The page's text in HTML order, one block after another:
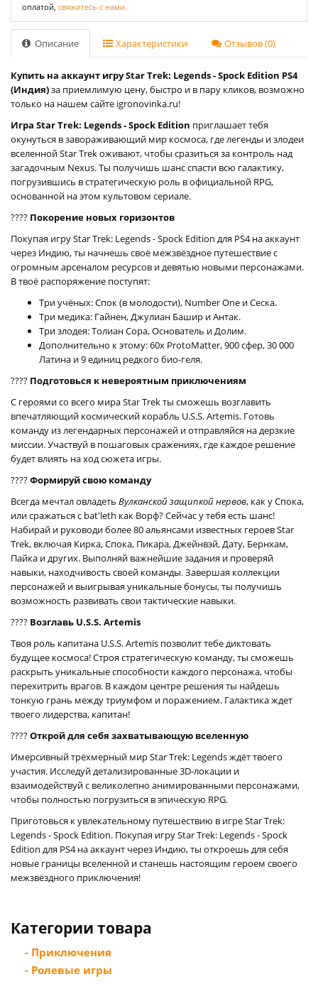
оплатой, свяжитесь с нами.
Описание Характеристики Отзывов (0)
Купить на аккаунт игру Star Trek: Legends - Spock Edition PS4
(Индия)за приемлимую цену, быстро и в пару кликов, возможно
только на нашем сайте igronovinka.ru!
Игра Star Trek: Legends - Spock Edition приглашает тебя
окунуться в завораживающий мир космоса, где легенды и злодеи
вселенной Star Trek оживают, чтобы сразиться за контроль над
загадочным Nexus. Ты получишь шанс спасти всю галактику,
погрузившись в стратегическую роль в официальной RPG,
основанной на этом культовом сериале.
???? Покорение новых горизонтов
Покупая игру Star Trek: Legends - Spock Edition для PS4 на аккаунт
через Индию, ты начнешь своё межзвёздное путешествие с
огромным арсеналом ресурсов и девятью новыми персонажами.
В твоё распоряжение поступят:
Три учёных: Спок (в молодости), Number One и Сеска.
Три медика: Гайнен, Джулиан Башир и Антак.
Три злодея: Толиан Сора, Основатель и Долим.
Дополнительно к этому: 60x ProtoMatter, 900 сфер, 30 000
Латина и 9 единиц редкого био-геля.
???? Подготовься к невероятным приключениям
С героями со всего мира Star Trek ты сможешь возглавить
впечатляющий космический корабль U.S.S. Artemis. Готовь
команду из легендарных персонажей и отправляйся на дерзкие
миссии. Участвуй в пошаговых сражениях, где каждое решение
будет влиять на ход сюжета игры.
????Формируй свою команду
Всегда мечтал овладеть Вулканской защипкой нервов, как у Спока,
или сражаться с bat'leth как Ворф? Сейчас у тебя есть шанс!
Набирай и руководи более 80 альянсами известных героев Star
Trek, включая Кирка, Спока, Пикара, Джейнвэй, Дату, Бернхам,
Пайка и других. Выполняй важнейшие задания и проверяй
навыки, находчивость своей команды. Завершая коллекции
персонажей и выигрывая уникальные бонусы, ты получишь
возможность развивать свои тактические навыки.
???? Возглавь U.S.S. Artemis
Твоя роль капитана U.S.S. Artemis позволит тебе диктовать
будущее космоса! Строя стратегическую команду, ты сможешь
раскрыть уникальные способности каждого персонажа, чтобы
перехитрить врагов. В каждом центре решения ты найдешь
тонкую грань между триумфом и поражением. Галактика ждет
твоего лидерства, капитан!
????Открой для себя захватывающую вселенную
Имерсивный трёхмерный мир Star Trek: Legends ждёт твоего
участия. Исследуй детализированные 3D-локации и
взаимодействуй с великолепно анимированными персонажами,
чтобы полностью погрузиться в эпическую RPG.
Приготовься к увлекательному путешествию в игре Star Trek:
Legends - Spock Edition. Покупая игру Star Trek: Legends - Spock
Edition для PS4 на аккаунт через Индию, ты откроешь для себя
новые границы вселенной и станешь настоящим героем своего
межзвёздного приключения!
Категории товара
- Приключения
- Ролевые игры